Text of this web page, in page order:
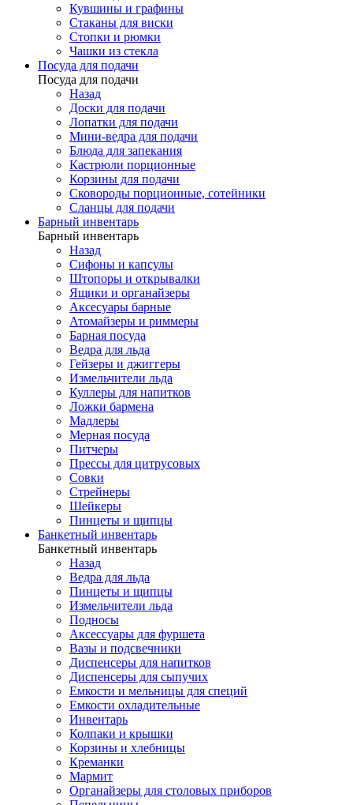
Кувшины и графины
Стаканы для виски
Стопки и рюмки
Чашки из стекла
Посуда для подачи
Посуда для подачи
Назад
Доски для подачи
Лопатки для подачи
Мини-ведра для подачи
Блюда для запекания
Кастрюли порционные
Корзины для подачи
Сковороды порционные, сотейники
Сланцы для подачи
Барный инвентарь
Барный инвентарь
Назад
Сифоны и капсулы
Штопоры и открывалки
Ящики и органайзеры
Аксесуары барные
Атомайзеры и риммеры
Барная посуда
Ведра для льда
Гейзеры и джиггеры
Измельчители льда
Куллеры для напитков
Ложки бармена
Мадлеры
Мерная посуда
Питчеры
Прессы для цитрусовых
Совки
Стрейнеры
Шейкеры
Пинцеты и щипцы
Банкетный инвентарь
Банкетный инвентарь
Назад
Ведра для льда
Пинцеты и щипцы
Измельчители льда
Подносы
Аксессуары для фуршета
Вазы и подсвечники
Диспенсеры для напитков
Диспенсеры для сыпучих
Емкости и мельницы для специй
Емкости охладительные
Инвентарь
Колпаки и крышки
Корзины и хлебницы
Креманки
Мармит
Органайзеры для столовых приборов